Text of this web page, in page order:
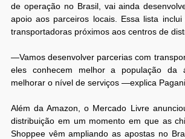
de operação no Brasil, vai ainda
apoio aos parceiros locais. Essa lista
transportadoras próximos aos centros de
—Vamos desenvolver parcerias com
eles conhecem melhor a população da
melhorar o nível de serviços —explica Pagani.
Além da Amazon, o Mercado Livre
distribuição em um momento em que as
Shoppee vêm ampliando as apostas no